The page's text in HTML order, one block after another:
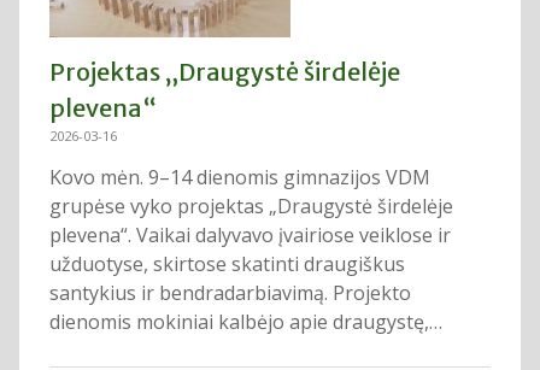
Projektas „Draugystė širdelėje
plevena“
2026-03-16
Kovo mėn. 9–14 dienomis gimnazijos VDM
grupėse vyko projektas „Draugystė širdelėje
plevena“. Vaikai dalyvavo įvairiose veiklose ir
užduotyse, skirtose skatinti draugiškus
santykius ir bendradarbiavimą. Projekto
dienomis mokiniai kalbėjo apie draugystę,…